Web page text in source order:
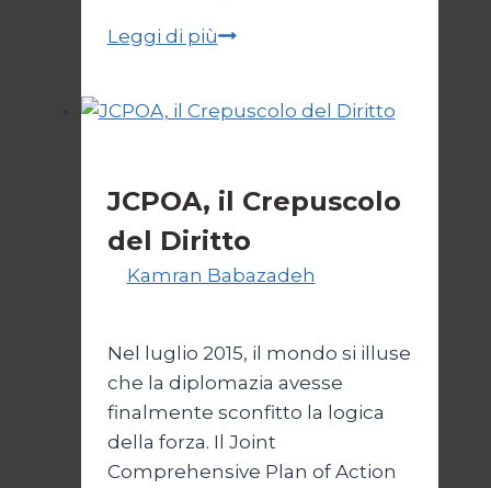
Leggi di piùTrump
bivio
JCPOA, il Crepuscolo
del Diritto
Kamran Babazadeh
Nel luglio 2015, il mondo si illuse
che la diplomazia avesse
finalmente sconfitto la logica
della forza. Il Joint
Comprehensive Plan of Action